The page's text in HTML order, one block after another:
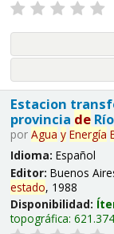
Estacion
provincia de
por Agua y Energía
Idioma: Español
Editor: Buenos
estado, 1988
Disponibilidad:
topográfica: